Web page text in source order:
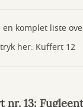
en komplet liste
her: Kuffert 12
13: